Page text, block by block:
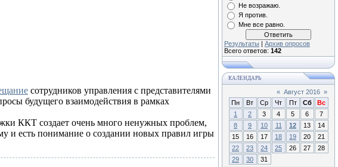
сотрудников управления с представителями
будущего взаимодействия в рамках
ККТ создает очень много ненужных проблем,
и есть понимание о создании новых правил игры
Не возражаю.
Я против.
Мне все равно.
Результаты | Архив опросов
Всего ответов: 142
КАЛЕНДАРЬ
« Август 2016 »
Пн
Вт Ср Чт Пт Сб
Вс
1
2 3 4 5 6
7
8
9 10 11 12 13
14
15
16 17 18 19 20
21
22
23 24 25 26 27
28
29
30 31